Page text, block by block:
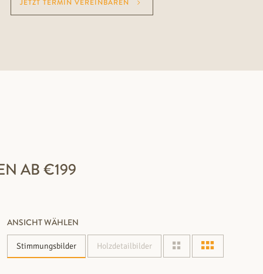
JETZT TERMIN VEREINBAREN
AB €199
ANSICHT WÄHLEN
Stimmungsbilder Holzdetailbilder